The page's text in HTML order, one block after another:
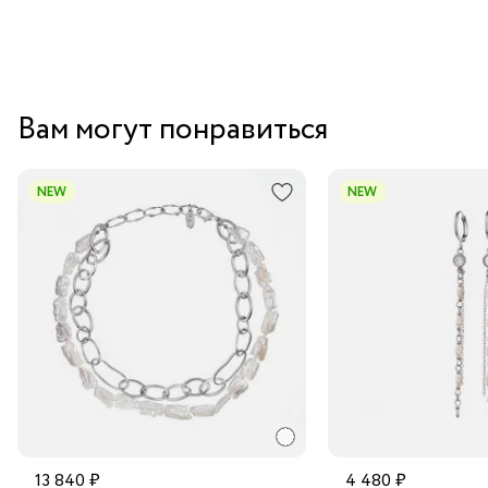
Вам могут понравиться
NEW
13 840 ₽
NEW
4 480 ₽